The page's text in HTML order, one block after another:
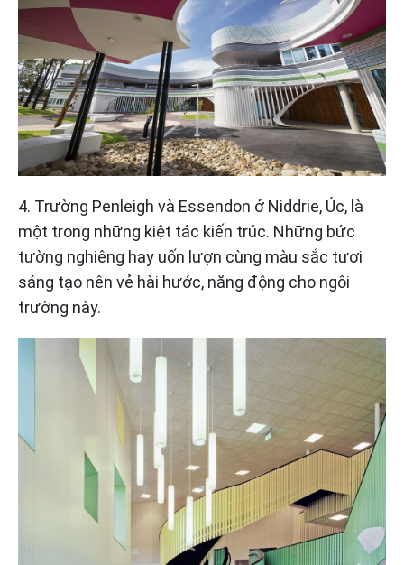
4. Trường Penleigh và Essendon ở Niddrie, Úc, là
một trong những kiệt tác kiến trúc. Những bức
tường nghiêng hay uốn lượn cùng màu sắc tươi
sáng tạo nên vẻ hài hước, năng động cho ngôi
trường này.